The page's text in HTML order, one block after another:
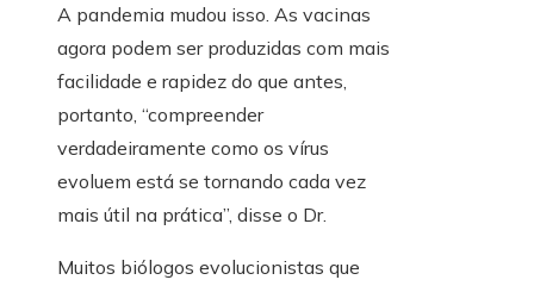
A pandemia mudou isso. As vacinas
agora podem ser produzidas com mais
facilidade e rapidez do que antes,
portanto, “compreender
verdadeiramente como os vírus
evoluem está se tornando cada vez
mais útil na prática”, disse o Dr.
Muitos biólogos evolucionistas que